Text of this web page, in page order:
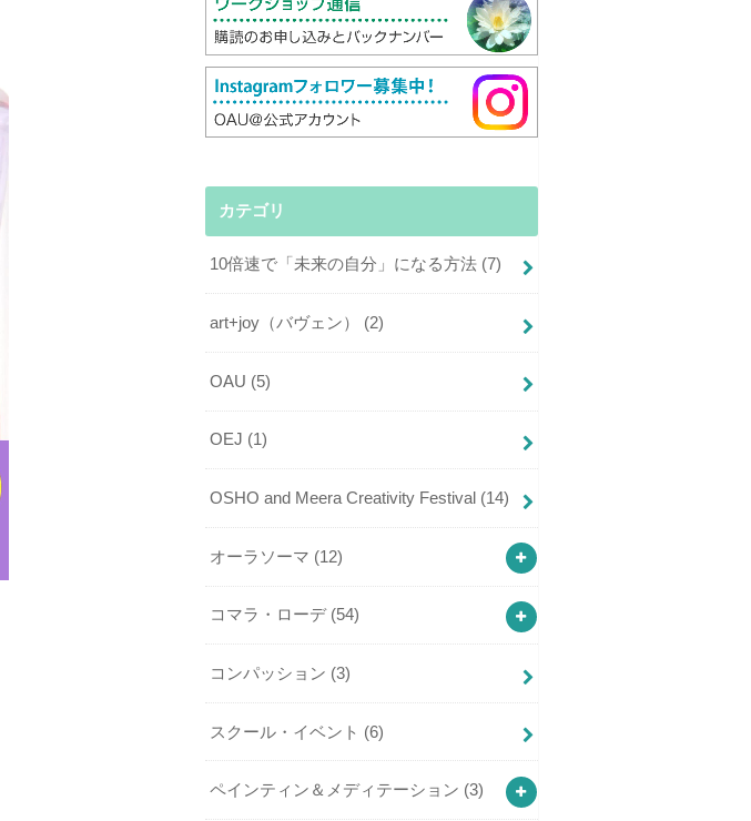
カテゴリ
10倍速で「未来の自分」になる方法 (7)
art+joy（バヴェン） (2)
OAU (5)
OEJ (1)
OSHO and Meera Creativity Festival (14)
オーラソーマ (12)
コマラ・ローデ (54)
コンパッション (3)
スクール・イベント (6)
ペインティン＆メディテーション (3)